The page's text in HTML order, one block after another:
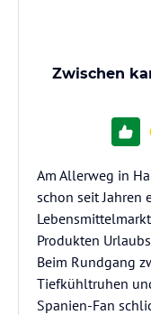
Zwischen
Am Allerweg in
schon seit Jahren
Produkten
Beim Rundgang
Tiefkühltruhen
Spanien-Fan